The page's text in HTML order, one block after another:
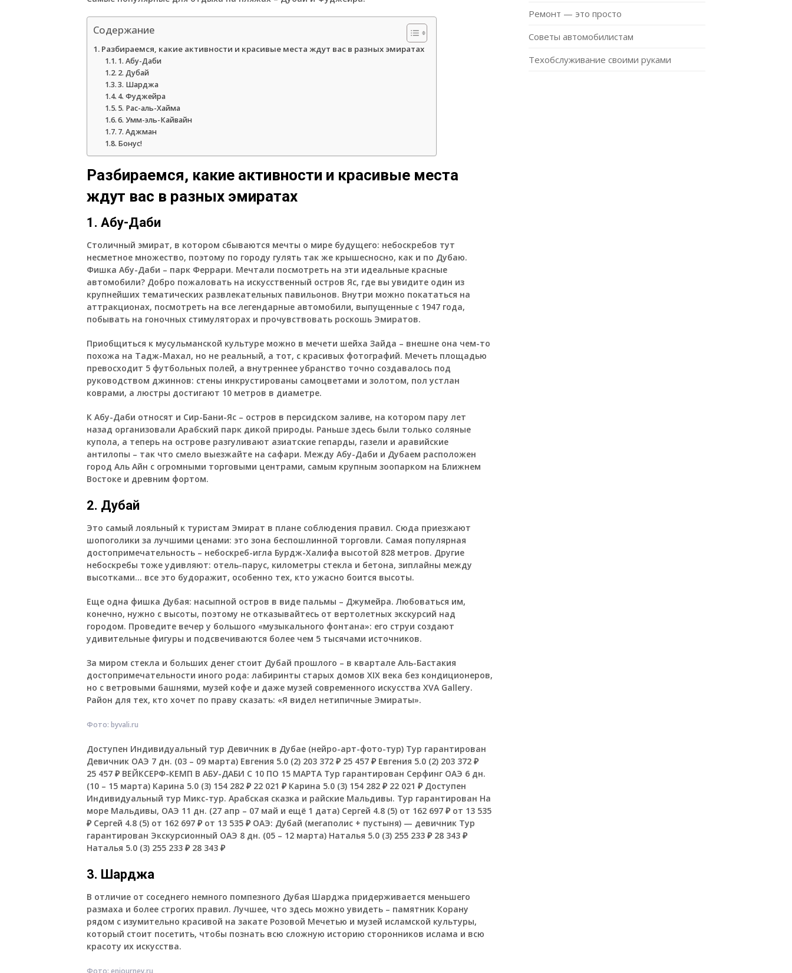
Содержание
Разбираемся, какие активности и красивые места ждут вас в разных эмиратах
1. Абу-Даби
2. Дубай
3. Шарджа
4. Фуджейра
5. Рас-аль-Хайма
6. Умм-эль-Кайвайн
7. Аджман
Бонус!
Разбираемся, какие активности и красивые места
ждут вас в разных эмиратах
1. Абу-Даби
Столичный эмират, в котором сбываются мечты о мире будущего: небоскребов тут
несметное множество, поэтому по городу гулять так же крышесносно, как и по Дубаю.
Фишка Абу-Даби – парк Феррари. Мечтали посмотреть на эти идеальные красные
автомобили? Добро пожаловать на искусственный остров Яс, где вы увидите один из
крупнейших тематических развлекательных павильонов. Внутри можно покататься на
аттракционах, посмотреть на все легендарные автомобили, выпущенные с 1947 года,
побывать на гоночных стимуляторах и прочувствовать роскошь Эмиратов.
Приобщиться к мусульманской культуре можно в мечети шейха Зайда – внешне она чем-то
похожа на Тадж-Махал, но не реальный, а тот, с красивых фотографий. Мечеть площадью
превосходит 5 футбольных полей, а внутреннее убранство точно создавалось под
руководством джиннов: стены инкрустированы самоцветами и золотом, пол устлан
коврами, а люстры достигают 10 метров в диаметре.
К Абу-Даби относят и Сир-Бани-Яс – остров в персидском заливе, на котором пару лет
назад организовали Арабский парк дикой природы. Раньше здесь были только соляные
купола, а теперь на острове разгуливают азиатские гепарды, газели и аравийские
антилопы – так что смело выезжайте на сафари. Между Абу-Даби и Дубаем расположен
город Аль Айн с огромными торговыми центрами, самым крупным зоопарком на Ближнем
Востоке и древним фортом.
2. Дубай
Это самый лояльный к туристам Эмират в плане соблюдения правил. Сюда приезжают
шопоголики за лучшими ценами: это зона беспошлинной торговли. Самая популярная
достопримечательность – небоскреб-игла Бурдж-Халифа высотой 828 метров. Другие
небоскребы тоже удивляют: отель-парус, километры стекла и бетона, зиплайны между
высотками… все это будоражит, особенно тех, кто ужасно боится высоты.
Еще одна фишка Дубая: насыпной остров в виде пальмы – Джумейра. Любоваться им,
конечно, нужно с высоты, поэтому не отказывайтесь от вертолетных экскурсий над
городом. Проведите вечер у большого «музыкального фонтана»: его струи создают
удивительные фигуры и подсвечиваются более чем 5 тысячами источников.
За миром стекла и больших денег стоит Дубай прошлого – в квартале Аль-Бастакия
достопримечательности иного рода: лабиринты старых домов XIX века без кондиционеров,
но с ветровыми башнями, музей кофе и даже музей современного искусства XVA Gallery.
Район для тех, кто хочет по праву сказать: «Я видел нетипичные Эмираты».
Фото: byvali.ru
Доступен Индивидуальный тур Девичник в Дубае (нейро-арт-фото-тур) Тур гарантирован
Девичник ОАЭ 7 дн. (03 – 09 марта) Евгения 5.0 (2) 203 372 ₽ 25 457 ₽ Евгения 5.0 (2) 203 372 ₽
25 457 ₽ ВЕЙКСЕРФ-КЕМП В АБУ-ДАБИ С 10 ПО 15 МАРТА Тур гарантирован Серфинг ОАЭ 6 дн.
(10 – 15 марта) Карина 5.0 (3) 154 282 ₽ 22 021 ₽ Карина 5.0 (3) 154 282 ₽ 22 021 ₽ Доступен
Индивидуальный тур Микс-тур. Арабская сказка и райские Мальдивы. Тур гарантирован На
море Мальдивы, ОАЭ 11 дн. (27 апр – 07 май и ещё 1 дата) Сергей 4.8 (5) от 162 697 ₽ от 13 535
₽ Сергей 4.8 (5) от 162 697 ₽ от 13 535 ₽ ОАЭ: Дубай (мегаполис + пустыня) — девичник Тур
гарантирован Экскурсионный ОАЭ 8 дн. (05 – 12 марта) Наталья 5.0 (3) 255 233 ₽ 28 343 ₽
Наталья 5.0 (3) 255 233 ₽ 28 343 ₽
3. Шарджа
В отличие от соседнего немного помпезного Дубая Шарджа придерживается меньшего
размаха и более строгих правил. Лучшее, что здесь можно увидеть – памятник Корану
рядом с изумительно красивой на закате Розовой Мечетью и музей исламской культуры,
который стоит посетить, чтобы познать всю сложную историю сторонников ислама и всю
красоту их искусства.
Фото: enjourney.ru
Ремонт — это просто
Советы автомобилистам
Техобслуживание своими руками